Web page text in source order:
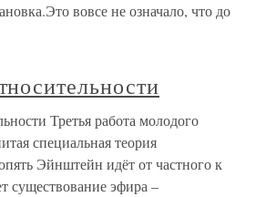
вовсе не означало, что до
Третья работа молодого
специальная теория
Эйнштейн идёт от частного к
существование эфира –